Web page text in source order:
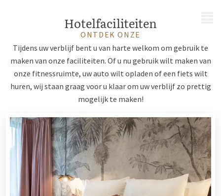
Hotelfaciliteiten
ONTDEK ONZE
Tijdens uw verblijf bent u van harte welkom om gebruik te
maken van onze faciliteiten. Of u nu gebruik wilt maken van
onze fitnessruimte, uw auto wilt opladen of een fiets wilt
huren, wij staan graag voor u klaar om uw verblijf zo prettig
mogelijk te maken!